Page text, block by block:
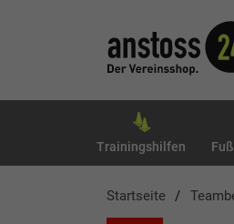
Trainingshilfen
Startseite